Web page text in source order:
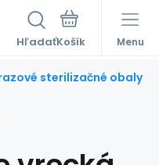
Hľadať Menu
sterilizačné obaly